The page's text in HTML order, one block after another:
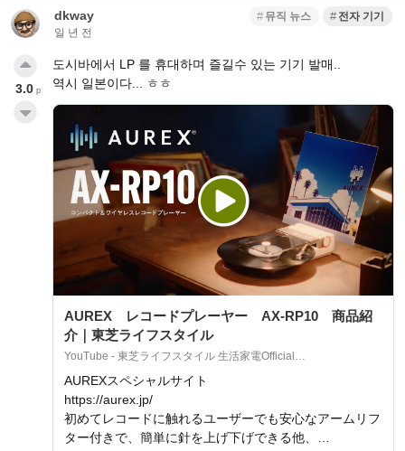
dkway
일 년 전
뮤직 뉴스 전자 기기
도시바에서 LP 를 휴대하며 즐길수 있는 기기 발매..
역시 일본이다... ㅎㅎ
AUREX レコードプレーヤー AX‐RP10 商品紹
介｜東芝ライフスタイル
YouTube - 東芝ライフスタイル 生活家電Official…
AUREXスペシャルサイト
https://aurex.jp/
初めてレコードに触れるユーザーでも安心なアームリフ
ター付きで、簡単に針を上げ下げできる他、…
3.0 p